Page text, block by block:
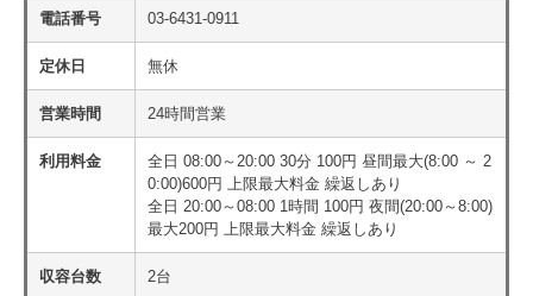
電話番号 03-6431-0911
定休日 無休
営業時間 24時間営業
利用料金
全日 08:00～20:00 30分 100円 昼間最大(8:00 ～ 2
0:00)600円 上限最大料金 繰返しあり
全日 20:00～08:00 1時間 100円 夜間(20:00～8:00)
最大200円 上限最大料金 繰返しあり
収容台数 2台